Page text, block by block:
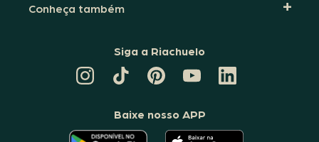
Conheça também
Siga a Riachuelo
TIKTOK
DA
PINTEREST
DA
CANAL
DA
RIACHUELO
LINKEDIN
DA
Baixe nosso APP
O O